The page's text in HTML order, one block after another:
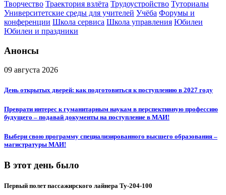
Творчество Траектория взлёта Трудоустройство Туториалы
Университетские среды для учителей Учёба Форумы и
конференции Школа сервиса Школа управления Юбилеи
Юбилеи и праздники
Анонсы
09 августа 2026
День открытых дверей: как подготовиться к поступлению в 2027 году
Преврати интерес к гуманитарным наукам в перспективную профессию
будущего – подавай документы на поступление в МАИ!
Выбери свою программу специализированного высшего образования –
магистратуры МАИ!
В этот день было
Первый полет пассажирского лайнера Ту-204-100